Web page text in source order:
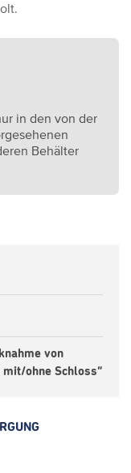
in den von der
Behälter
von
ohne Schloss“